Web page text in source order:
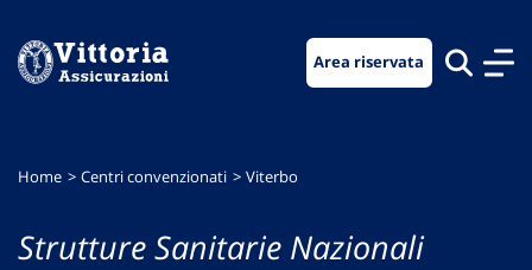
menu
contenuto
footer
Area riservata
Home Centri convenzionati Viterbo
Strutture Sanitarie Nazionali